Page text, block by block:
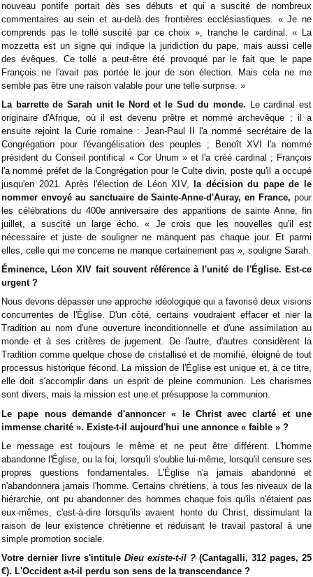
nouveau pontife portait dès ses débuts et qui a suscité de nombreux
commentaires au sein et au-delà des frontières ecclésiastiques. « Je ne
comprends pas le tollé suscité par ce choix », tranche le cardinal. « La
mozzetta est un signe qui indique la juridiction du pape, mais aussi celle
des évêques. Ce tollé a peut-être été provoqué par le fait que le pape
François ne l'avait pas portée le jour de son élection. Mais cela ne me
semble pas être une raison valable pour une telle surprise. »
La barrette de Sarah unit le Nord et le Sud du monde. Le cardinal est
originaire d'Afrique, où il est devenu prêtre et nommé archevêque ; il a
ensuite rejoint la Curie romaine : Jean-Paul II l'a nommé secrétaire de la
Congrégation pour l'évangélisation des peuples ; Benoît XVI l'a nommé
président du Conseil pontifical « Cor Unum » et l'a créé cardinal ; François
l'a nommé préfet de la Congrégation pour le Culte divin, poste qu'il a occupé
jusqu'en 2021. Après l'élection de Léon XIV,
la décision du pape de le
nommer envoyé au sanctuaire de Sainte-Anne-d'Auray, en France, pour
les célébrations du 400e anniversaire des apparitions de sainte Anne, fin
juillet, a suscité un large écho. « Je crois que les nouvelles qu'il est
nécessaire et juste de souligner ne manquent pas chaque jour. Et parmi
elles, celle qui me concerne ne manque certainement pas », souligne Sarah.
Éminence, Léon XIV fait souvent référence à l'unité de l'Église. Est-ce
urgent ?
Nous devons dépasser une approche idéologique qui a favorisé deux visions
concurrentes de l'Église. D'un côté, certains voudraient effacer et nier la
Tradition au nom d'une ouverture inconditionnelle et d'une assimilation au
monde et à ses critères de jugement. De l'autre, d'autres considèrent la
Tradition comme quelque chose de cristallisé et de momifié, éloigné de tout
processus historique fécond. La mission de l'Église est unique et, à ce titre,
elle doit s'accomplir dans un esprit de pleine communion. Les charismes
sont divers, mais la mission est une et présuppose la communion.
Le pape nous demande d'annoncer « le Christ avec clarté et une
immense charité ». Existe-t-il aujourd'hui une annonce « faible » ?
Le message est toujours le même et ne peut être différent. L'homme
abandonne l'Église, ou la foi, lorsqu'il s'oublie lui-même, lorsqu'il censure ses
propres questions fondamentales. L'Église n'a jamais abandonné et
n'abandonnera jamais l'homme. Certains chrétiens, à tous les niveaux de la
hiérarchie, ont pu abandonner des hommes chaque fois qu'ils n'étaient pas
eux-mêmes, c'est-à-dire lorsqu'ils avaient honte du Christ, dissimulant la
raison de leur existence chrétienne et réduisant le travail pastoral à une
simple promotion sociale.
Votre dernier livre s'intitule Dieu existe-t-il ? (Cantagalli, 312 pages, 25
€). L'Occident a-t-il perdu son sens de la transcendance ?